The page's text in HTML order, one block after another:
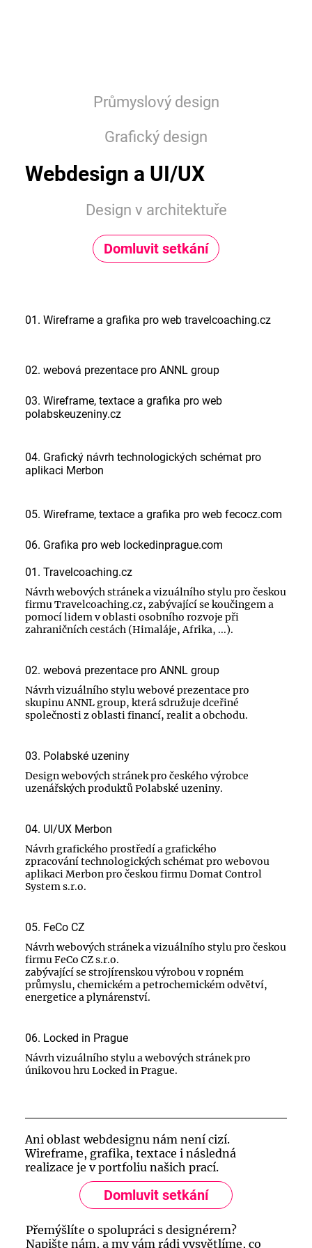
Ani oblast webdesignu nám není cizí.
Wireframe, grafika, textace i následná
realizace je v portfoliu našich prací.
Domluvit setkání
Přemýšlíte o spolupráci s designérem?
Napište nám, a my vám rádi vysvětlíme, co
Návrh webových stránek a vizuálního stylu pro českou
firmu Travelcoaching.cz, zabývající se koučingem a
pomocí lidem v oblasti osobního rozvoje při
zahraničních cestách (Himaláje, Afrika, ...).
01. Travelcoaching.cz
Návrh vizuálního stylu webové prezentace pro
skupinu ANNL group, která sdružuje dceřiné
společnosti z oblasti financí, realit a obchodu.
02. webová prezentace pro ANNL group
Design webových stránek pro českého výrobce
uzenářských produktů Polabské uzeniny.
03. Polabské uzeniny
Návrh grafického prostředí a grafického
zpracování technologických schémat pro webovou
aplikaci Merbon pro českou firmu Domat Control
System s.r.o.
04. UI/UX Merbon
Návrh webových stránek a vizuálního stylu pro českou
firmu FeCo CZ s.r.o.
zabývající se strojírenskou výrobou v ropném
průmyslu, chemickém a petrochemickém odvětví,
energetice a plynárenství.
05. FeCo CZ
Návrh vizuálního stylu a webových stránek pro
únikovou hru Locked in Prague.
06. Locked in Prague
01. Wireframe a grafika pro web travelcoaching.cz
03. Wireframe, textace a grafika pro web
polabskeuzeniny.cz
02. webová prezentace pro ANNL group
04. Grafický návrh technologických schémat pro
aplikaci Merbon
05. Wireframe, textace a grafika pro web fecocz.com
06. Grafika pro web lockedinprague.com
Webdesign a UI/UX
Design v architektuře
Průmyslový design
Grafický design
Domluvit setkání